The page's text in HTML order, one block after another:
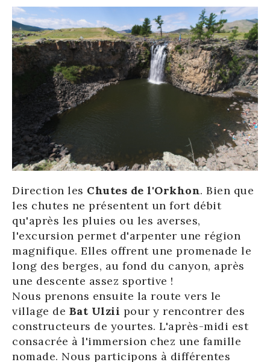
Direction les Chutes de l'Orkhon. Bien que
les chutes ne présentent un fort débit
qu'après les pluies ou les averses,
l'excursion permet d'arpenter une région
magnifique. Elles offrent une promenade le
long des berges, au fond du canyon, après
une descente assez sportive !
Nous prenons ensuite la route vers le
village de Bat Ulzii pour y rencontrer des
constructeurs de yourtes. L'après-midi est
consacrée à l'immersion chez une famille
nomade. Nous participons à différentes